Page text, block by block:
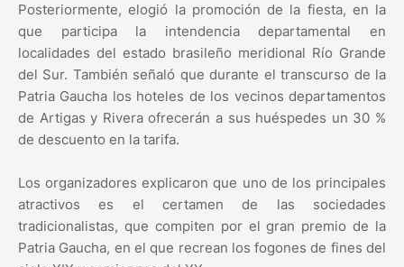
Posteriormente, elogió la promoción de la fiesta, en la
que participa la intendencia departamental en
localidades del estado brasileño meridional Río Grande
del Sur. También señaló que durante el transcurso de la
Patria Gaucha los hoteles de los vecinos departamentos
de Artigas y Rivera ofrecerán a sus huéspedes un 30 %
de descuento en la tarifa.
Los organizadores explicaron que uno de los principales
atractivos es el certamen de las sociedades
tradicionalistas, que compiten por el gran premio de la
Patria Gaucha, en el que recrean los fogones de fines del